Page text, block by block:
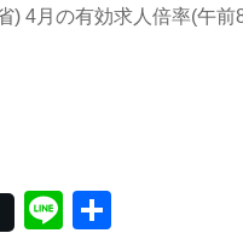
4月の有効求人倍率(午
Line